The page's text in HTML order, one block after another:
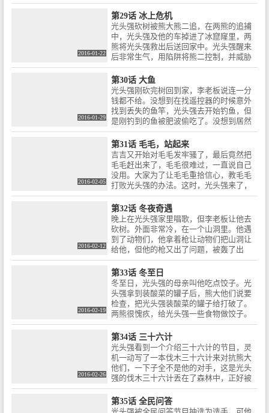
掉的。熊二带到光头强家后，想办法把黄
金饺子从熊二肚子里吐出来。结果没能成
功，又给熊二吃了好多香蕉就是希望熊二
能把黄金饺子排出来。结果失败了光头强
也尽力了。当肥波知道光头强买香蕉给熊
二吃的目的就是为了黄金饺子，把黄金饺
点脏了，洗了一下发现竟然是假的。
2016-01-22
第29话 冰上危机
光头强砍树被熊大熊二追，在两熊的追捕
中，光头强及他的车掉进了冰窟窿里，两
熊将光头强救出后送回家中。光头强醒来
后非常生气，用陷阱将熊二控制，并威胁
熊大将他的车捞出，结果大家都一起被困
在都已经破裂的冰上，最后还是让吉吉等
将他们救出。
2016-01-29
第30话 大鱼
光头强刚砍完树回到家，李老板说连一分
钱都不给。没想到在找遥控器的时候意外
找到丢失的鱼竿，光头强去开始钓鱼，但
是刚钓到的鱼被肥波偷吃了。没想到居然
遇上熊大熊二，光头强把熊大他们钓的鱼
偷走。最后，冰面全裂了，一只大鱼从河
里跳出来攻击他们，狗熊和光头强在对抗
那只大鱼。这时候肥波居然逃跑了，光头
强和狗熊们打败了大鱼。回家后惩罚了肥
波，说肥波在那个时候逃跑，而熊大他们
2016-02-05
第31话 毛毛，站起来
吉吉又开始对毛毛发牢骚了，最后竟然把
毛毛赶出来了，毛毛很难过，一直说自己
没用。大家为了让毛毛重拾信心，教毛毛
打败光头强的办法。这时，光头强来了，
大家全被没办法攻击光头强了，吉吉又有
生命危险，最后毛毛救了吉吉，还赶走了
光头强，吉吉让毛毛原谅自己，毛毛笑着
同意了。
2016-02-12
第32话 冬夜奇遇
晚上在光头强家里唱歌，但李老板让他去
砍树。外面非常冷，在一个山洞里。他遇
到了动物们，他拿着枪让动物们把山洞让
给他，但他的枪又出了问题，被轰了出
来。大家一致认为光头强太可怜了，就让
他进来。光头强努力拿到枪，却最后与两
熊比起舞来。熊二跳疯了，乱打大家。最
后光头强被吓跑了。
2016-02-19
第33话 冬至日
冬至日，光头强的母亲叫他吃点饺子。光
头强拿到装酸菜的罐子后，熊大他们说要
检查，把光头强装酸菜的罐子给打破了。
两熊很愧疚，给光头强一些食物做饺子。
光头强感动了，让他们也进来，大家一起
度过了一个美好的冬至。
2016-02-26
第34话 三十六计
光头强看到一个介绍三十六计的节目，灵
机一动写了一本伐木三十六计来对抗熊大
他们，一下子全不是他的对手，这是光头
强的伐木三十六计丢在了森林中，正好被
吉吉捡到，最后熊大运用聪明才智将光头
强打的落花流水。
第35话 全民问答